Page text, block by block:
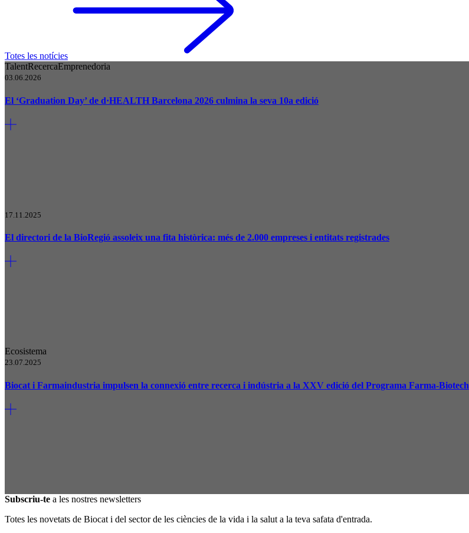
Totes les notícies
TalentRecercaEmprenedoria
03.06.2026
El ‘Graduation Day’ de d·HEALTH Barcelona 2026 culmina la seva 10a edició
17.11.2025
El directori de la BioRegió assoleix una fita històrica: més de 2.000 empreses i entitats registrades
Ecosistema
23.07.2025
Biocat i Farmaindustria impulsen la connexió entre recerca i indústria a la XXV edició del Programa Farma-Biotech
Subscriu-te a les nostres newsletters
Totes les novetats de Biocat i del sector de les ciències de la vida i la salut a la teva safata d'entrada.